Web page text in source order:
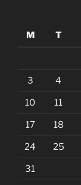
M
T
3 4
10 11
17 18
24 25
31